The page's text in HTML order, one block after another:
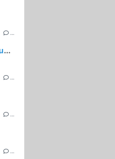
…
Piste routière sur l’Ile de la Commune à Maisons-Laffitte
…
…
…